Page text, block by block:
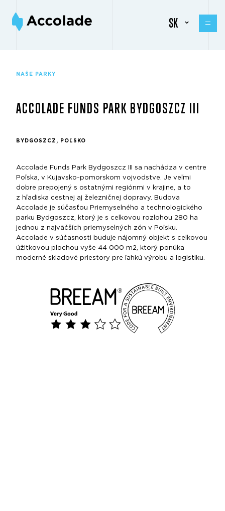
SK
NAŠE PARKY
ACCOLADE FUNDS PARK BYDGOSZCZ III
BYDGOSZCZ, POĽSKO
Accolade Funds Park Bydgoszcz III sa nachádza v centre
Poľska, v Kujavsko-pomorskom vojvodstve. Je veľmi
dobre prepojený s ostatnými regiónmi v krajine, a to
z hľadiska cestnej aj železničnej dopravy. Budova
Accolade je súčasťou Priemyselného a technologického
parku Bydgoszcz, ktorý je s celkovou rozlohou 280 ha
jednou z najväčších priemyselných zón v Poľsku.
Accolade v súčasnosti buduje nájomný objekt s celkovou
úžitkovou plochou vyše 44 000 m2, ktorý ponúka
moderné skladové priestory pre ľahkú výrobu a logistiku.